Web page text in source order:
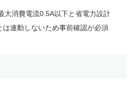
大消費電流0.5A以下と省電力設計
は連動しないため事前確認が必須